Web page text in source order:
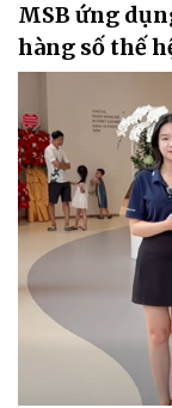
MSB ứng
hàng số thế